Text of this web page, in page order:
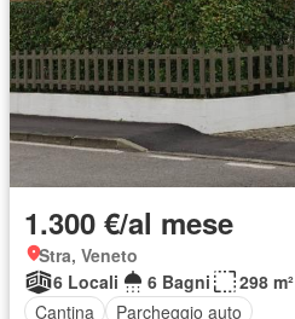
1.300 €/al mese
Stra, Veneto
6 Locali
6 Bagni
298 m²
Cantina
Parcheggio auto